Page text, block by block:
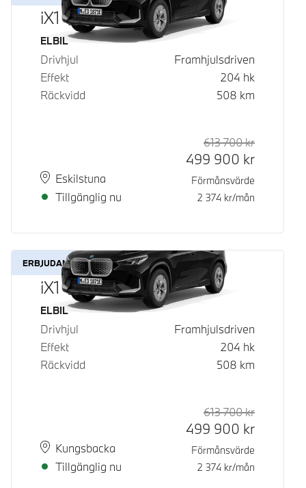
iX1 eDrive20
Bränsle
ELBIL
Drivhjul
Framhjulsdriven
Effekt
204 hk
Räckvidd
508 km
PlatsEskilstuna
Leveranstid
Tillgänglig nu
Rek. ord
613 700kr
499 900 kr
Förmånsvärde
2 374 kr/mån
ERBJUDANDE
iX1 eDrive20
Bränsle
ELBIL
Drivhjul
Framhjulsdriven
Effekt
204 hk
Räckvidd
508 km
PlatsKungsbacka
Leveranstid
Tillgänglig nu
Rek. ord
613 700kr
499 900 kr
Förmånsvärde
2 374 kr/mån